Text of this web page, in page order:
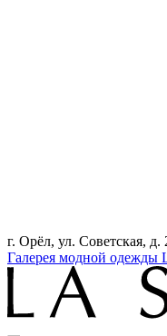
г. Орёл, ул. Советская, д.
Галерея модной одежды